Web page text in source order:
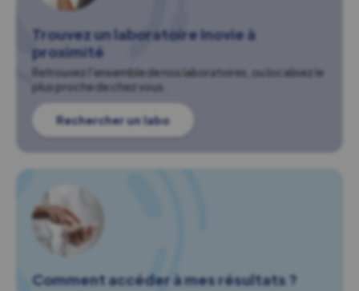
Trouvez un laboratoire Inovie à
proximité
Retrouvez l'ensemble de nos laboratoires, ou localisez le
plus proche de chez vous.
Rechercher un labo
Comment accéder à mes résultats ?